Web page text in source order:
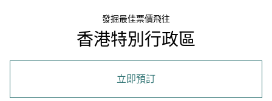
發掘最佳票價飛往
香港特別行政區
立即預訂